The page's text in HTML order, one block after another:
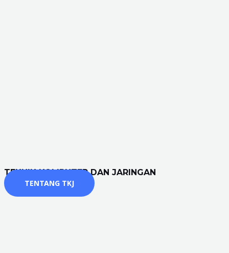
TEKNIK KOMPUTER DAN JARINGAN
TENTANG TKJ